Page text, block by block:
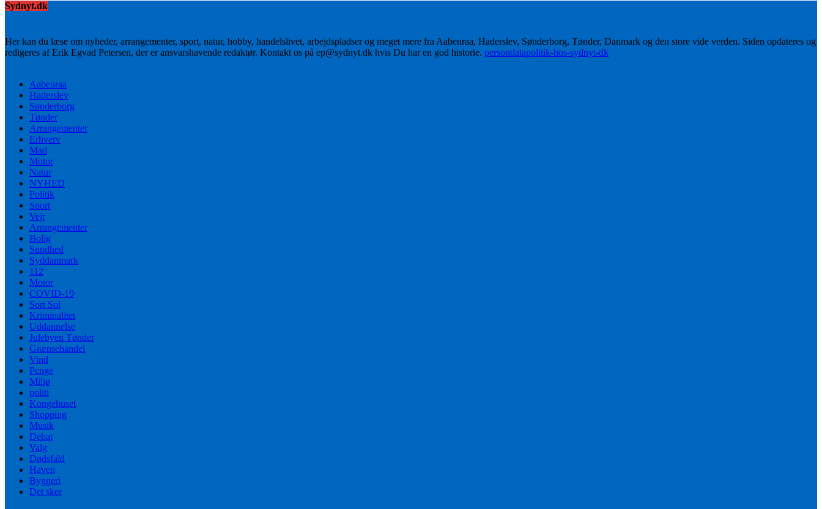
Sydnyt.dk
Her kan du læse om nyheder, arrangementer, sport, natur, hobby, handelslivet, arbejdspladser og meget mere fra Aabenraa, Haderslev, Sønderborg, Tønder, Danmark og den store vide verden. Siden opdateres og
redigeres af Erik Egvad Petersen, der er ansvarshavende redaktør. Kontakt os på ep@sydnyt.dk hvis Du har en god historie. persondatapolitik-hos-sydnyt-dk
Aabenraa
Haderslev
Sønderborg
Tønder
Arrangementer
Erhverv
Mad
Motor
Natur
NYHED
Politik
Sport
Vejr
Arrangementer
Bolig
Sundhed
Syddanmark
112
Motor
COVID-19
Sort Sol
Kriminalitet
Uddannelse
Julebyen Tønder
Grænsehandel
Vind
Penge
Miljø
politi
Kongehuset
Shopping
Musik
Debat
Valg
Dødsfald
Haven
Byggeri
Det sker